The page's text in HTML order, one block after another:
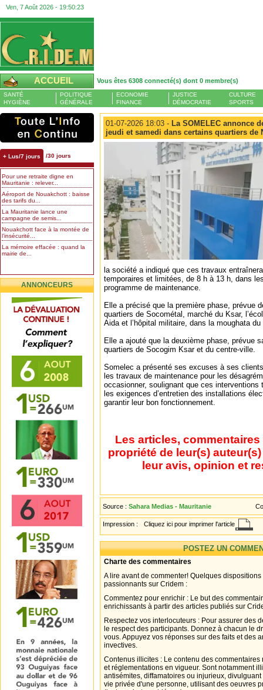
Ven, 7 Août 2026 - 19:50:24
ACCUEIL Vous êtes 6308 connecté(s) dont 0 membre(s)
SANTÉ
HYGIÈNE
POLITIQUE
GÉNÉRALE
ECONOMIE
FINANCE
JUSTICE
DÉMOCRATIE
CULTURE
SPORTS
+ Lus/7 jours /30 jours
Pour une retraite digne en
Mauritanie : relever...
Aéroport de Nouakchott : baisse
des tarifs du...
La Mauritanie lance une
campagne de semis...
Nouakchott face à la montée de
l’insécurité...
La mémoire effacée : quand la
mairie de...
ANNONCEURS
01-07-2026 18:03 - La SOMELEC annonce
jeudi et samedi dans certains quartiers de
la société a indiqué que ces travaux
temporaires et limitées, de 8 h à 13 h, dans
programme de maintenance.
Elle a précisé que la première phase, prévue
quartiers de Socométal, marché du Ksar,
Aida et l’hôpital militaire, dans la moughata du
Elle a ajouté que la deuxième phase, prévue
quartiers de Socogim Ksar et du centre-ville.
Somelec a présenté ses excuses à ses
les travaux de maintenance pour les
occasionner, soulignant que ces
les exigences d’entretien des installations
garantir leur bon fonctionnement.
Les articles,
propriété de leur(s)
leur avis, opinion et
Source : Sahara Medias - Mauritanie
Impression : Cliquez ici pour imprimer l'article
POSTEZ UN
Charte des commentaires
A lire avant de commenter! Quelques
passionnants sur Cridem :
Commentez pour enrichir : Le but des
enrichissants à partir des articles publiés sur
Respectez vos interlocuteurs : Pour assurer des
le respect des participants. Donnez à chacun le
vous. Appuyez vos réponses sur des faits et des
invectives.
Contenus illicites : Le contenu des
et réglementations en vigueur. Sont notamment
antisémites, diffamatoires ou injurieux,
vie privée d'une personne, utilisant des oeuvres